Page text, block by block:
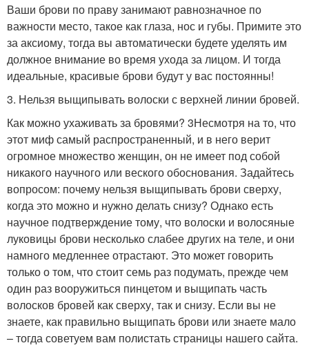
Ваши брови по праву занимают равнозначное по
важности место, такое как глаза, нос и губы. Примите это
за аксиому, тогда вы автоматически будете уделять им
должное внимание во время ухода за лицом. И тогда
идеальные, красивые брови будут у вас постоянны!
3. Нельзя выщипывать волоски с верхней линии бровей.
Как можно ухаживать за бровями? 3Несмотря на то, что
этот миф самый распространенный, и в него верит
огромное множество женщин, он не имеет под собой
никакого научного или веского обоснования. Задайтесь
вопросом: почему нельзя выщипывать брови сверху,
когда это можно и нужно делать снизу? Однако есть
научное подтверждение тому, что волоски и волосяные
луковицы брови несколько слабее других на теле, и они
намного медленнее отрастают. Это может говорить
только о том, что стоит семь раз подумать, прежде чем
один раз вооружиться пинцетом и выщипать часть
волосков бровей как сверху, так и снизу. Если вы не
знаете, как правильно выщипать брови или знаете мало
– тогда советуем вам полистать страницы нашего сайта.